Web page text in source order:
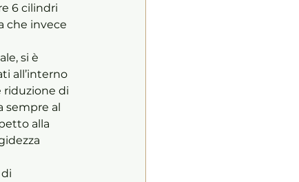
6 cilindri
che invece
si è
all’interno
riduzione di
sempre al
alla